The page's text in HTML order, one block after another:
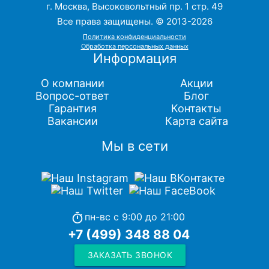
г. Москва, Высоковольтный пр. 1 стр. 49
Все права защищены. © 2013-2026
Политика конфиденциальности
Обработка персональных данных
Информация
О компании
Вопрос-ответ
Гарантия
Вакансии
Акции
Блог
Контакты
Карта сайта
Мы в сети
timer пн-вс с 9:00 до 21:00
+7 (499) 348 88 04
ЗАКАЗАТЬ ЗВОНОК